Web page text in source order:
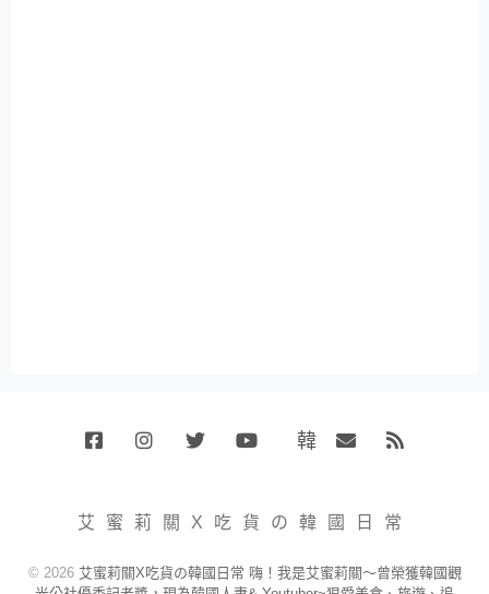
韓
小
賣
艾蜜莉關X吃貨の韓國日常
© 2026 艾蜜莉關X吃貨の韓國日常 嗨！我是艾蜜莉關～曾榮獲韓國觀